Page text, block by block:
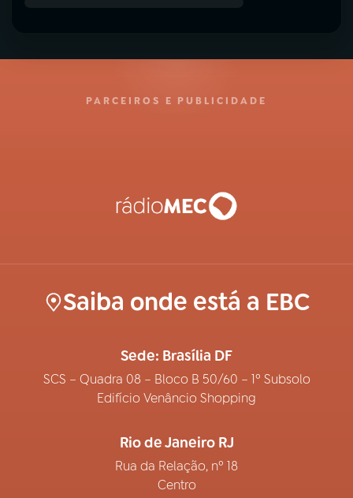
PARCEIROS E PUBLICIDADE
Saiba onde está a EBC
Sede: Brasília DF
SCS – Quadra 08 – Bloco B 50/60 – 1º Subsolo
Edifício Venâncio Shopping
Rio de Janeiro RJ
Rua da Relação, nº 18
Centro